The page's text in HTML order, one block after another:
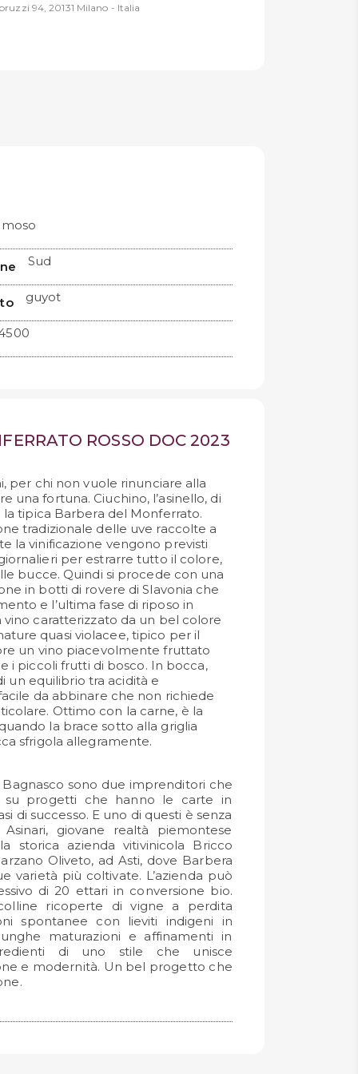
94, 20131 Milano - Italia
Sud
guyot
ROSSO DOC 2023
per chi non vuole rinunciare alla
una fortuna. Ciuchino, l’asinello, di
la tipica Barbera del Monferrato.
tradizionale delle uve raccolte a
la vinificazione vengono previsti
per estrarre tutto il colore,
bucce. Quindi si procede con una
in botti di rovere di Slavonia che
e l’ultima fase di riposo in
caratterizzato da un bel colore
quasi violacee, tipico per il
un vino piacevolmente fruttato
i piccoli frutti di bosco. In bocca,
un equilibrio tra acidità e
da abbinare che non richiede
Ottimo con la carne, è la
la brace sotto alla griglia
sfrigola allegramente.
sono due imprenditori che
su progetti che hanno le carte in
di successo. E uno di questi è senza
giovane realtà piemontese
storica azienda vitivinicola Bricco
Oliveto, ad Asti, dove Barbera
varietà più coltivate. L’azienda può
di 20 ettari in conversione bio.
ricoperte di vigne a perdita
spontanee con lieviti indigeni in
maturazioni e affinamenti in
di uno stile che unisce
e modernità. Un bel progetto che